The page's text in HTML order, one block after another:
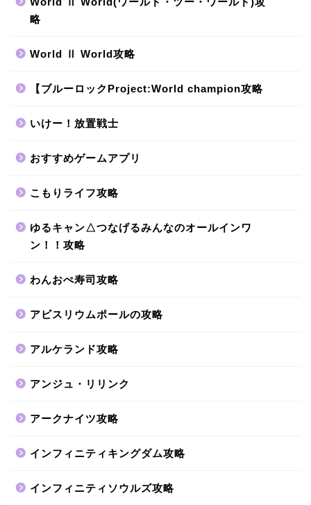
略
World Ⅱ World攻略
【ブルーロックProject:World champion攻略
いけー！放置戦士
おすすめゲームアプリ
こもりライフ攻略
ゆるキャン△つなげるみんなのオールインワ
ン！！攻略
わんおぺ寿司攻略
アビスリウムポールの攻略
アルケランド攻略
アンジュ・リリンク
アークナイツ攻略
インフィニティキングダム攻略
インフィニティソウルズ攻略